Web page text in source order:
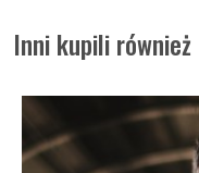
Inni kupili również